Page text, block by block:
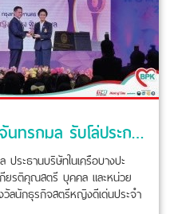
แพทย์หญิงเจรียง จันทรกมล รับโล่ประกาศเกียรติคุณสตรี บุคคล และหน่วยงานองค์กรดีเด่น ในสาขารางวัลนักธุรกิจสตรีหญิงดีเด่นประจำปี 2567
ระธานบริษัทในเครือบางปะ
กียรติคุณสตรี บุคคล และหน่วย
วัลนักธุรกิจสตรีหญิงดีเด่นประจำ